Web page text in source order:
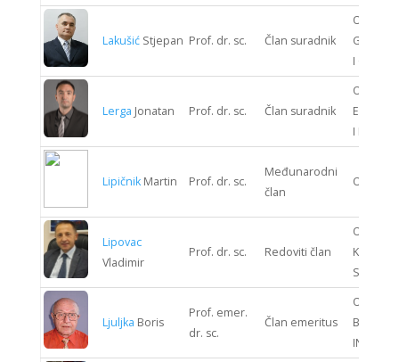
Lakušić Stjepan Prof. dr. sc. Član suradnik
ODJEL
I
Lerga Jonatan Prof. dr. sc. Član suradnik
ODJEL
I
Lipičnik Martin Prof. dr. sc.
Međunarodni
član
ODJEL
Lipovac
Vladimir
Prof. dr. sc. Redoviti član
ODJEL
Ljuljka Boris
Prof. emer.
dr. sc.
Član emeritus
ODJEL